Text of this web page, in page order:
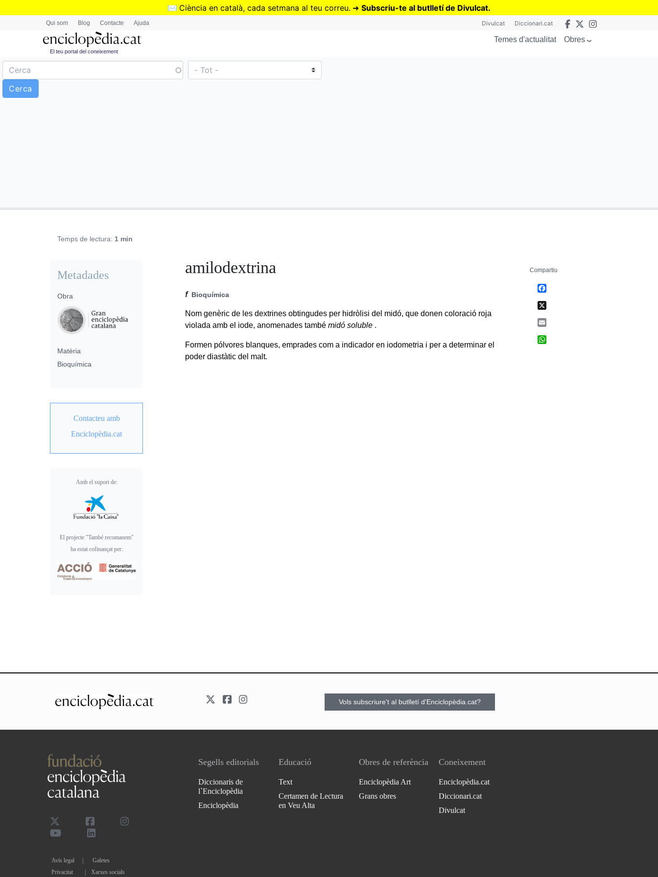
Vés
✉️ Ciència en català, cada setmana al teu correu. ➜ Subscriu-te al butlletí de Divulcat.
Qui som Blog Contacte Ajuda Divulcat Diccionari.cat
El teu portal del coneixement
Temes d'actualitat Obres
Temps de lectura: 1 min
amilodextrina
f Bioquímica
Nom genèric de les dextrines obtingudes per hidròlisi del midó, que donen coloració roja
violada amb el iode, anomenades tambémidó soluble .
Formen pólvores blanques, emprades com a indicador en iodometria i per a determinar el
poder diastàtic del malt.
Metadades
Obra
Matèria
Bioquímica
Contacteu amb
Enciclopèdia.cat
Amb el suport de:
El projecte "També recomanem"
ha estat cofinançat per:
Compartiu
Vols subscriure't al butlletí d'Enciclopèdia.cat?
Avís legal
Galetes
Privacitat
| Xarxes socials
Segells editorials
Diccionaris de
l`Enciclopèdia
Enciclopèdia
Educació
Text
Certamen de Lectura
en Veu Alta
Obres de referència
Enciclopèdia Art
Grans obres
Coneixement
Enciclopèdia.cat
Diccionari.cat
Divulcat